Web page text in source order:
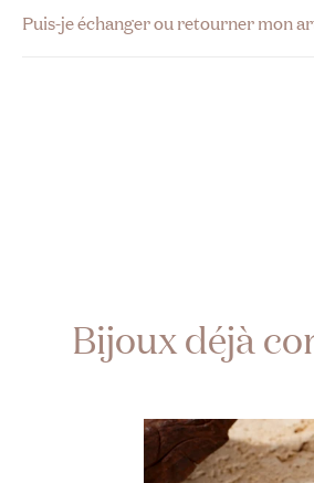
Puis-je échanger ou retourner mon
Bijoux déjà